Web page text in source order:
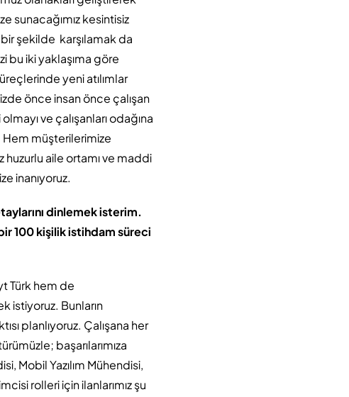
kesintisiz
şekilde karşılamak da
bu iki yaklaşıma göre
yeni atılımlar
önce insan önce çalışan
ve çalışanları odağına
Hem müşterilerimize
huzurlu aile ortamı ve maddi
inanıyoruz.
dinlemek isterim.
100 kişilik istihdam süreci
Türk hem de
istiyoruz. Bunların
planlıyoruz. Çalışana her
başarılarımıza
Mobil Yazılım Mühendisi,
rolleri için ilanlarımız şu